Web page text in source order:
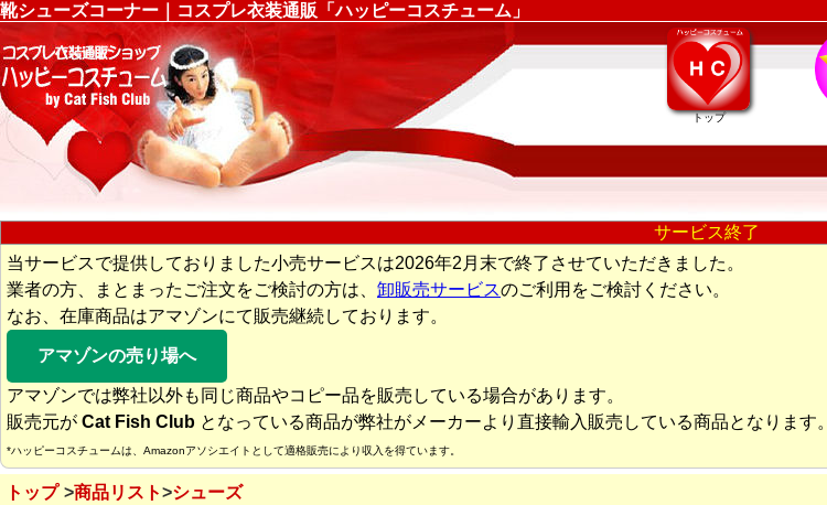
靴シューズコーナー｜コスプレ衣装通販「ハッピーコスチューム」
トップ
サービス終了
当サービスで提供しておりました小売サービスは2026年2月末で終了させていただきました。
業者の方、まとまったご注文をご検討の方は、 卸販売サービスのご利用をご検討ください。
なお、在庫商品はアマゾンにて販売継続しております。
アマゾンの売り場へ
アマゾンでは弊社以外も同じ商品やコピー品を販売している場合があります。
販売元が Cat Fish Club となっている商品が弊社がメーカーより直接輸入販売している商品となります。
*ハッピーコスチュームは、Amazonアソシエイトとして適格販売により収入を得ています。
トップ 商品リスト シューズ